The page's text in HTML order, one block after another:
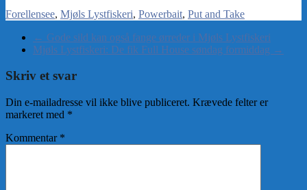
Forellensee Mjøls Lystfiskeri Powerbait Put and Take
← Gode sild kan også fange ørreder i Mjøls Lystfiskeri
Mjøls Lystfiskeri: De fik Full House søndag formiddag →
Skriv et svar
Din e-mailadresse vil ikke blive publiceret. Krævede felter er
markeret med *
Kommentar *